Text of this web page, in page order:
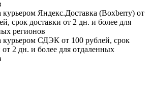
курьером Яндекс.Доставка (Boxberry) от
срок доставки от 2 дн. и более для
регионов
курьером СДЭК от 100 рублей, срок
от 2 дн. и более для отдаленных